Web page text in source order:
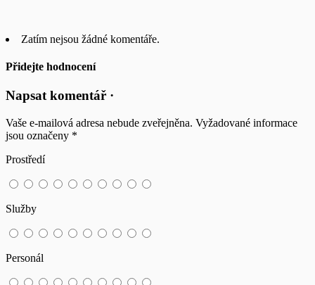
Zatím nejsou žádné komentáře.
Přidejte hodnocení
Napsat komentář ·
Vaše e-mailová adresa nebude zveřejněna. Vyžadované informace
jsou označeny *
Prostředí
Služby
Personál